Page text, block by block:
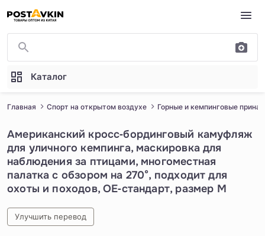
Перейти к основному содержимому
Каталог
Главная Спорт на открытом воздухе Горные и кемпинговые
Американский кросс‑бординговый камуфляж
для уличного кемпинга, маскировка для
наблюдения за птицами, многоместная
палатка с обзором на 270°, подходит для
охоты и походов, OE‑стандарт, размер M
Улучшить перевод